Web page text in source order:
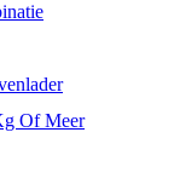
Of Meer